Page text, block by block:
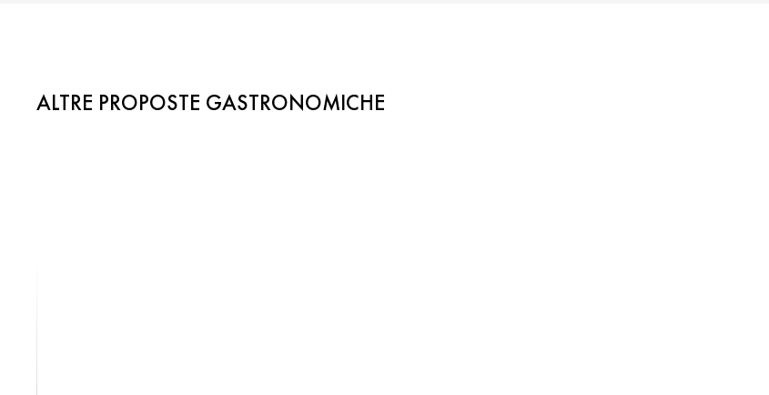
ALTRE PROPOSTE GASTRONOMICHE